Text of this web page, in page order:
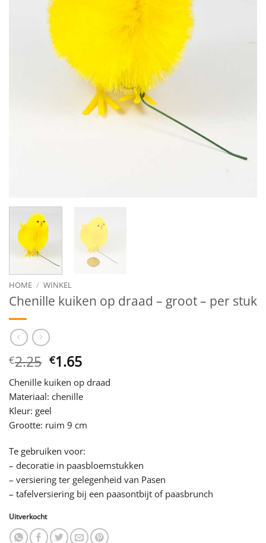
HOME / WINKEL
Chenille kuiken op draad – groot – per stuk
€2.25 Oorspronkelijke
prijs
was:
€2.25.
€1.65Huidige
prijs
is:
€1.65.
Chenille kuiken op draad
Materiaal: chenille
Kleur: geel
Grootte: ruim 9 cm
Te gebruiken voor:
– decoratie in paasbloemstukken
– versiering ter gelegenheid van Pasen
– tafelversiering bij een paasontbijt of paasbrunch
Uitverkocht